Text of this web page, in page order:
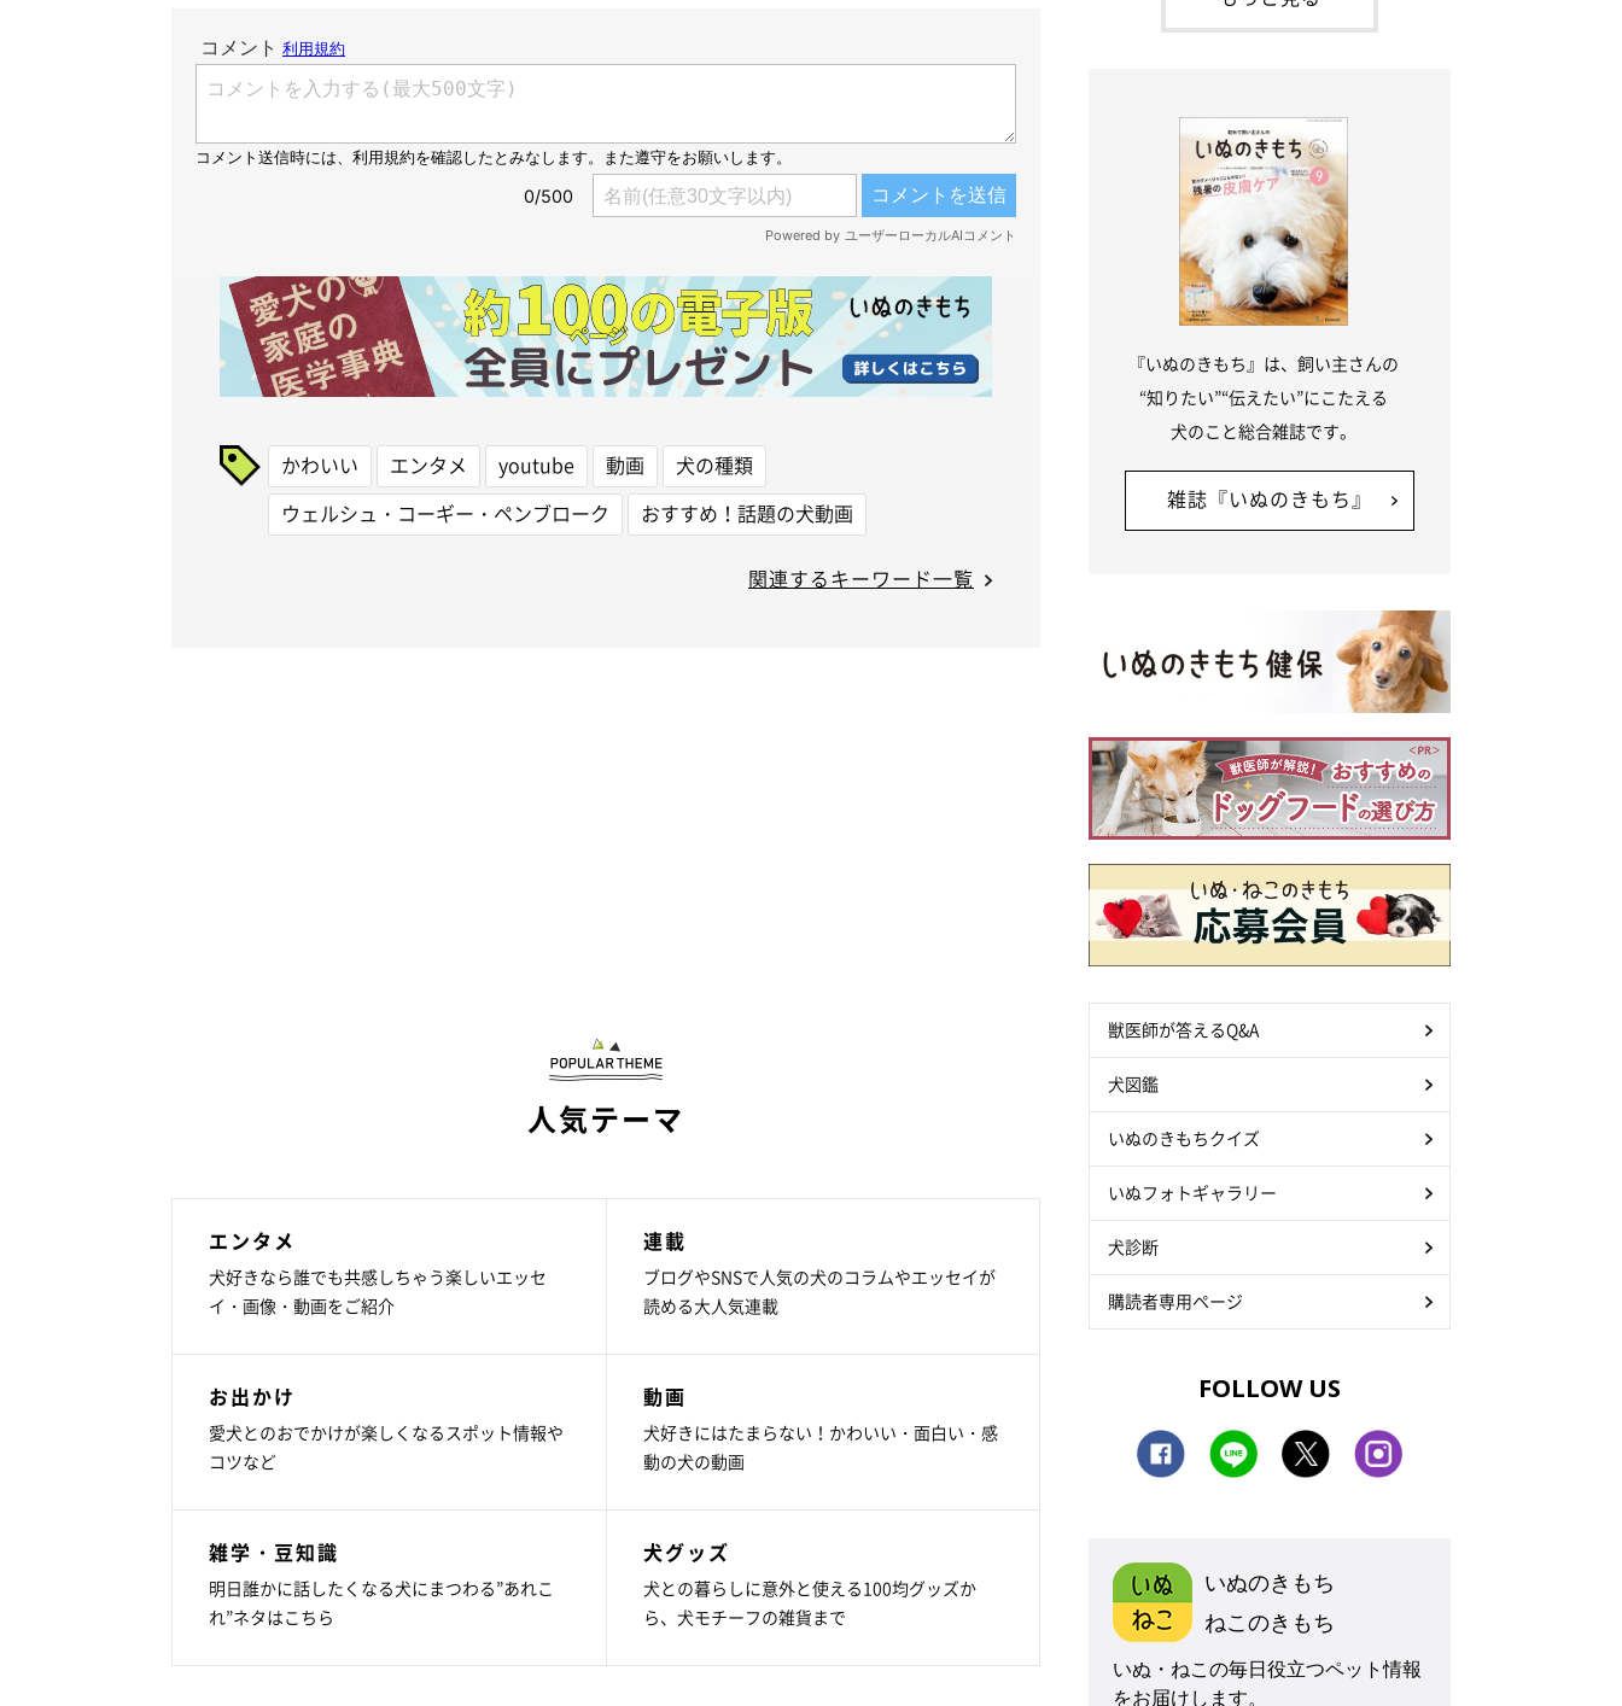
かわいい エンタメ youtube 動画
犬の種類
ウェルシュ・コーギー・ペンブローク
おすすめ！話題の犬動画
関連するキーワード一覧
人気テーマ
エンタメ
犬好きなら誰でも共感しちゃう楽しいエッセ
イ・画像・動画をご紹介
連載
ブログやSNSで人気の犬のコラムやエッセイが
読める大人気連載
お出かけ
愛犬とのおでかけが楽しくなるスポット情報や
コツなど
動画
犬好きにはたまらない！かわいい・面白い・感
動の犬の動画
雑学・豆知識
明日誰かに話したくなる犬にまつわる”あれこ
れ”ネタはこちら
犬グッズ
犬との暮らしに意外と使える100均グッズか
ら、犬モチーフの雑貨まで
ナちゃんには悲しい過去があるといいま
す。人が怖くてケージの中で震えていた家
『いぬのきもち』は、飼い主さんの
“知りたい”“伝えたい”にこたえる
犬のこと総合雑誌です。
雑誌『いぬのきもち』
獣医師が答えるQ&A
犬図鑑
いぬのきもちクイズ
いぬフォトギャラリー
犬診断
購読者専用ページ
FOLLOW US
いぬのきもち
ねこのきもち
いぬ・ねこの毎日役立つペット情報
をお届けします。